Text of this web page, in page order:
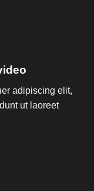
adipiscing elit,
ut laoreet